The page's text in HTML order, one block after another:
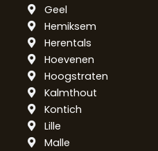
Geel
Hemiksem
Herentals
Hoevenen
Hoogstraten
Kalmthout
Kontich
Lille
Malle